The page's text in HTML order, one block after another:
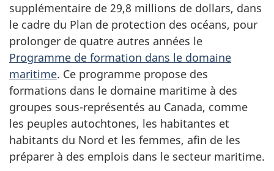
supplémentaire de 29,8 millions de dollars, dans
le cadre du Plan de protection des océans, pour
prolonger de quatre autres années le
Programme de formation dans le domaine
maritime. Ce programme propose des
formations dans le domaine maritime à des
groupes sous-représentés au Canada, comme
les peuples autochtones, les habitantes et
habitants du Nord et les femmes, afin de les
préparer à des emplois dans le secteur maritime.